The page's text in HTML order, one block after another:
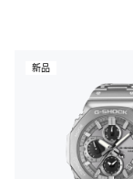
新品